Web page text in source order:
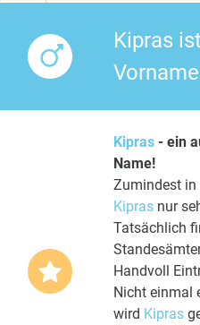
Kipras
Kipras - ein
Name!
Zumindest in
Kipras nur
Tatsächlich
Handvoll
Nicht einmal
wird Kipras